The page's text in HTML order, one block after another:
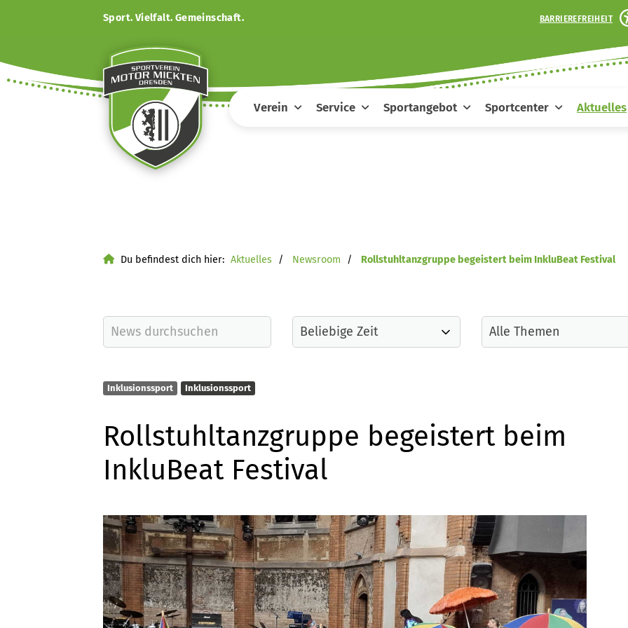
Sport. Vielfalt. Gemeinschaft. BARRIEREFREIHEIT
Verein Service Sportangebot Sportcenter Aktuelles
Du befindest dich hier: Aktuelles Newsroom Rollstuhltanzgruppe begeistert beim InkluBeat Festival
Inklusionssport Inklusionssport
Rollstuhltanzgruppe begeistert beim
InkluBeat Festival
Quicklinks
Sportangebote finden
Unser Sportangebot
Sportsuche
Sportcenter
Mitglieder-Service
Alles zur Mitgliedschaft
Downloads
Fragen & Antworten